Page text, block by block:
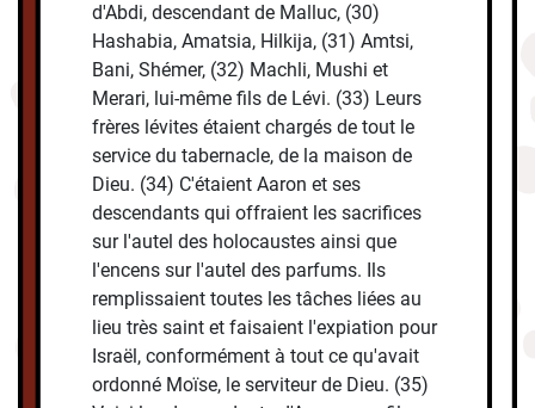
d'Abdi, descendant de Malluc, (30)
Hashabia, Amatsia, Hilkija, (31) Amtsi,
Bani, Shémer, (32) Machli, Mushi et
Merari, lui-même fils de Lévi. (33) Leurs
frères lévites étaient chargés de tout le
service du tabernacle, de la maison de
Dieu. (34) C'étaient Aaron et ses
descendants qui offraient les sacrifices
sur l'autel des holocaustes ainsi que
l'encens sur l'autel des parfums. Ils
remplissaient toutes les tâches liées au
lieu très saint et faisaient l'expiation pour
Israël, conformément à tout ce qu'avait
ordonné Moïse, le serviteur de Dieu. (35)